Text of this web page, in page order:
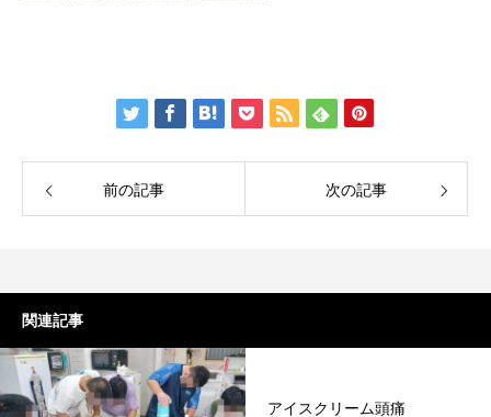
前の記事 次の記事
関連記事
アイスクリーム頭痛